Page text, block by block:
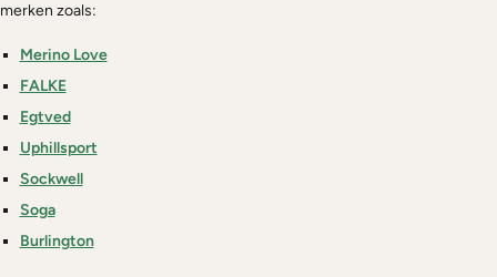
merken zoals:
Merino Love
FALKE
Egtved
Uphillsport
Sockwell
Soga
Burlington